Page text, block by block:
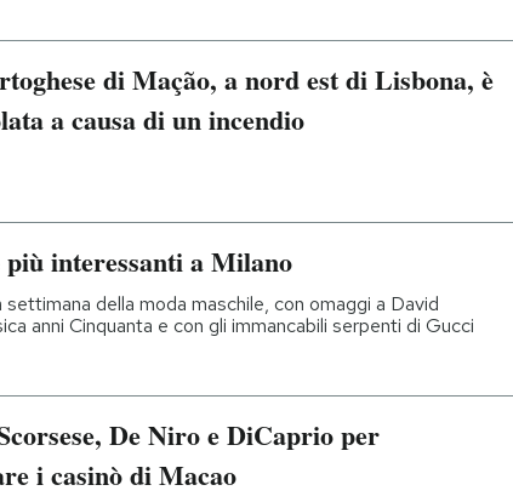
di Mação, a nord est di Lisbona, è
a causa di un incendio
interessanti a Milano
settimana della moda maschile, con omaggi a David
anni Cinquanta e con gli immancabili serpenti di Gucci
De Niro e DiCaprio per
i casinò di Macao